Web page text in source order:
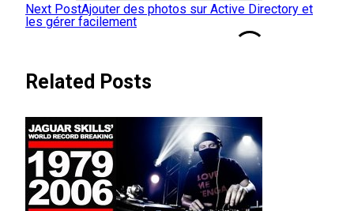
Next PostAjouter des photos sur Active Directory et
les gérer facilement
Related Posts